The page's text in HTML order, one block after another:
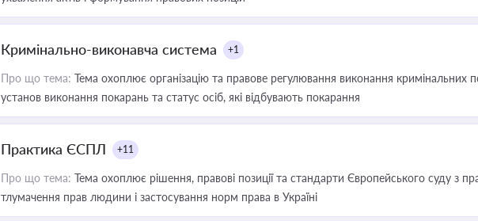
Кримінально-виконавча система +1
Про що тема: Тема охоплює організацію та правове регулювання виконання кримінальних
установ виконання покарань та статус осіб, які відбувають покарання
Практика ЄСПЛ +11
Про що тема: Тема охоплює рішення, правові позиції та стандарти Європейського суду з
тлумачення прав людини і застосування норм права в Україні